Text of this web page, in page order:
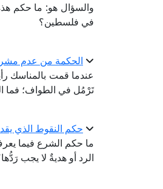
والسؤال هو: ما حكم
في فلسطين؟
الحكمة من عدم
عندما قمت بالمناسك
تَرْمُل في الطواف؛ فما
حكم النقوط الذي
ما حكم الشرع فيما
الرد أو هديةٌ لا يجب